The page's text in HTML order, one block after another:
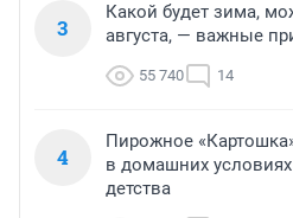
3
Какой будет зима,
августа, — важные
55 740 14
4
Пирожное
в домашних
детства